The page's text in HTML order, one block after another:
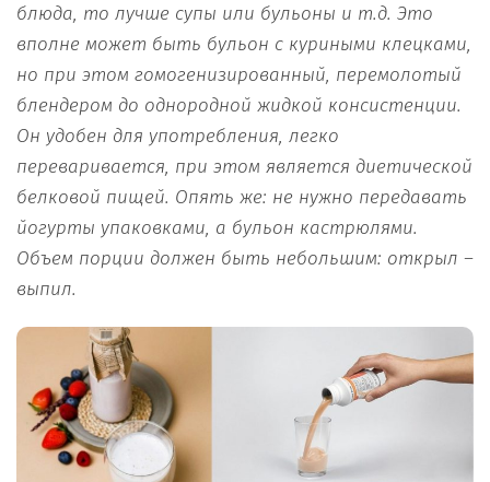
блюда, то лучше супы или бульоны и т.д. Это
вполне может быть бульон с куриными клецками,
но при этом гомогенизированный, перемолотый
блендером до однородной жидкой консистенции.
Он удобен для употребления, легко
переваривается, при этом является диетической
белковой пищей. Опять же: не нужно передавать
йогурты упаковками, а бульон кастрюлями.
Объем порции должен быть небольшим: открыл –
выпил.